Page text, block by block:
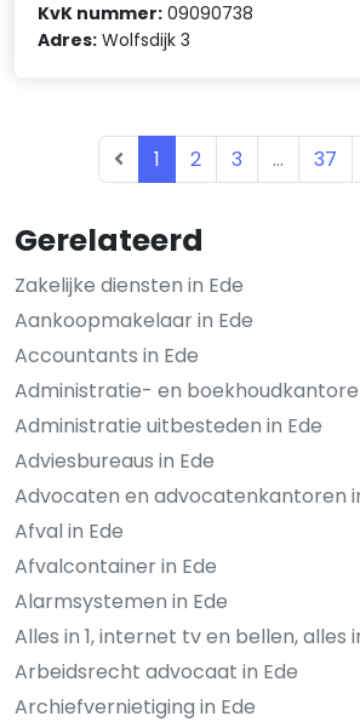
Gerelateerd
Zakelijke diensten in Ede
Aankoopmakelaar in Ede
Accountants in Ede
Administratie- en
Administratie uitbesteden in Ede
Adviesbureaus in Ede
Advocaten en advocatenkantoren
Afval in Ede
Afvalcontainer in Ede
Alarmsystemen in Ede
Alles in 1, internet tv en bellen, alles
Arbeidsrecht advocaat in Ede
Archiefvernietiging in Ede
KvK nummer: 09090738
Adres: Wolfsdijk 3
1 2 3 ... 37